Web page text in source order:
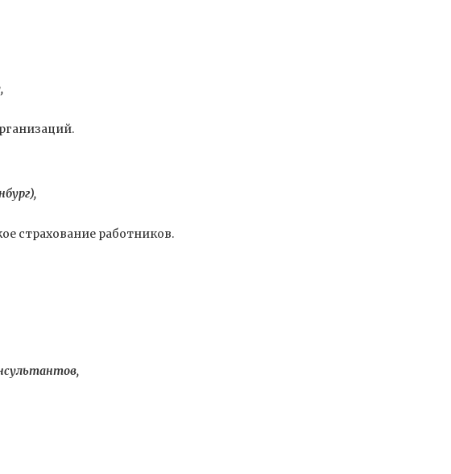
страхование работников.